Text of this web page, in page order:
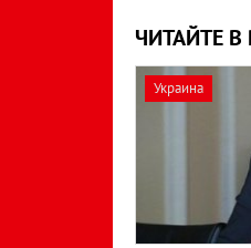
ЧИТАЙТЕ В
Украина